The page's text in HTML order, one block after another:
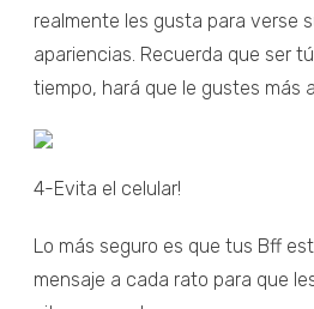
realmente les gusta para verse
apariencias. Recuerda que ser
tiempo, hará que le gustes más
4-Evita el celular!
Lo más seguro es que tus Bff
mensaje a cada rato para que